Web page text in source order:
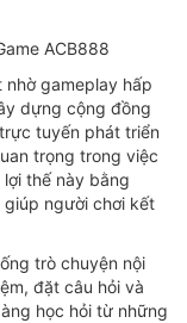
ACB888
nhờ gameplay hấp
dựng cộng đồng
tuyến phát triển
trọng trong việc
thế này bằng
người chơi kết
trò chuyện nội
đặt câu hỏi và
học hỏi từ những